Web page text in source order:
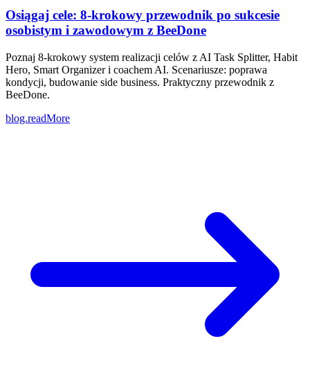
Osiągaj cele: 8-krokowy przewodnik po sukcesie
osobistym i zawodowym z BeeDone
Poznaj 8-krokowy system realizacji celów z AI Task Splitter, Habit
Hero, Smart Organizer i coachem AI. Scenariusze: poprawa
kondycji, budowanie side business. Praktyczny przewodnik z
BeeDone.
blog.readMore